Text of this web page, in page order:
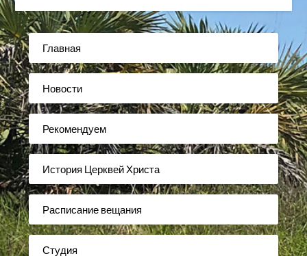
Главная
Новости
Рекомендуем
История Церквей Христа
Расписание вещания
Студия